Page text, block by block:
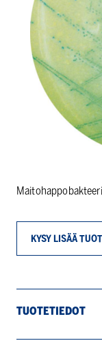
KYSY LISÄÄ
TUOTETIEDOT